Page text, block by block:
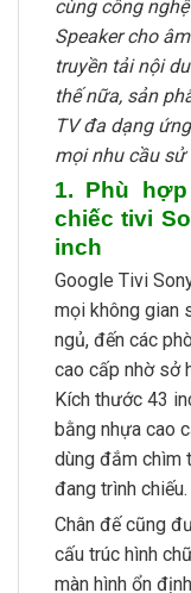
cùng công
Speaker cho
truyền tải nội
thế nữa, sản
TV đa dạng
mọi nhu cầu
1. Phù
chiếc tivi
inch
Google Tivi
mọi không gian
ngủ, đến các
cao cấp nhờ sở
Kích thước 43
bằng nhựa cao
dùng đắm chìm
đang trình chiếu.
Chân đế cũng
cấu trúc hình
màn hình ổn